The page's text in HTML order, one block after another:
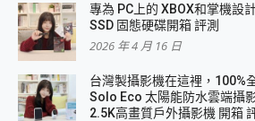
專為 PC上的 XBOX和掌機設
SSD 固態硬碟開箱 評測
2026 年 4 月 16 日
台灣製攝影機在這裡，100%
Solo Eco 太陽能防水雲端攝
2.5K高畫質戶外攝影機 開箱